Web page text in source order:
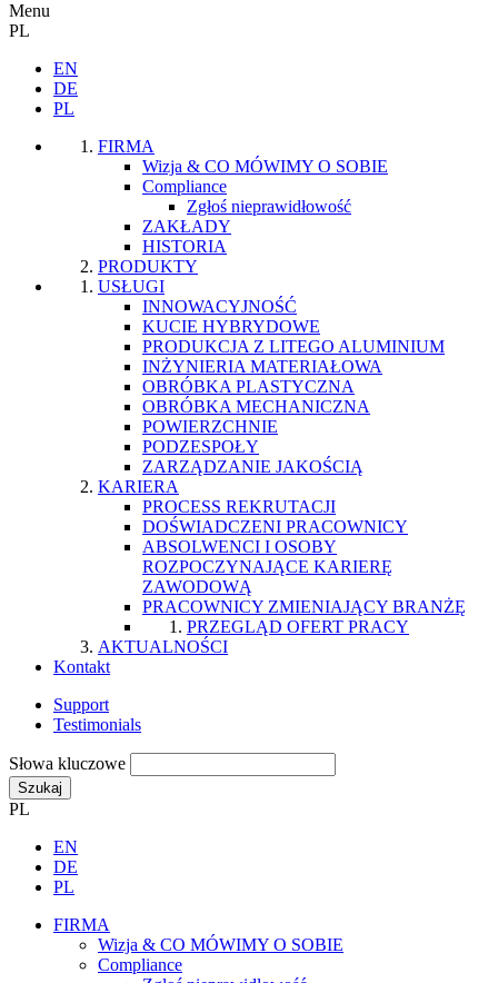
Menu
PL
EN
DE
PL
FIRMA
Wizja & CO MÓWIMY O SOBIE
Compliance
Zgłoś nieprawidłowość
ZAKŁADY
HISTORIA
PRODUKTY
USŁUGI
INNOWACYJNOŚĆ
KUCIE HYBRYDOWE
PRODUKCJA Z LITEGO ALUMINIUM
INŻYNIERIA MATERIAŁOWA
OBRÓBKA PLASTYCZNA
OBRÓBKA MECHANICZNA
POWIERZCHNIE
PODZESPOŁY
ZARZĄDZANIE JAKOŚCIĄ
KARIERA
PROCESS REKRUTACJI
DOŚWIADCZENI PRACOWNICY
ABSOLWENCI I OSOBY
ROZPOCZYNAJĄCE KARIERĘ
ZAWODOWĄ
PRACOWNICY ZMIENIAJĄCY BRANŻĘ
PRZEGLĄD OFERT PRACY
AKTUALNOŚCI
Kontakt
Support
Testimonials
Słowa kluczowe
Szukaj
PL
EN
DE
PL
FIRMA
Wizja & CO MÓWIMY O SOBIE
Compliance